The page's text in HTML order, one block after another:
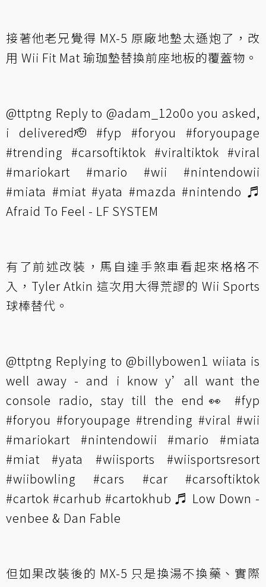
接著他老兄覺得 MX-5 原廠地墊太遜炮了，改
用 Wii Fit Mat 瑜珈墊替換前座地板的覆蓋物。
@ttptng Reply to @adam_12o0o you asked,
i delivered🫡 #fyp #foryou
#foryoupage
#trending #carsoftiktok #viraltiktok #viral
#mariokart
#mario #wii
#nintendowii
#miata #miat #yata #mazda #nintendo ♬
Afraid To Feel - LF SYSTEM
有了前述改裝，馬自達手煞車看起來格格不
入，Tyler Atkin 這次用大得荒謬的 Wii Sports
球棒替代。
@ttptng Replying to @billybowen1 wiiata is
well away - and i know y’all want the
console radio, stay till the end👀 #fyp
#foryou #foryoupage #trending #viral #wii
#mariokart
#nintendowii #mario
#miata
#miat
#yata #wiisports
#wiisportsresort
#wiibowling
#cars #car
#carsoftiktok
#cartok #carhub #cartokhub ♬ Low Down -
venbee & Dan Fable
但如果改裝後的 MX-5 只是換湯不換藥、實際